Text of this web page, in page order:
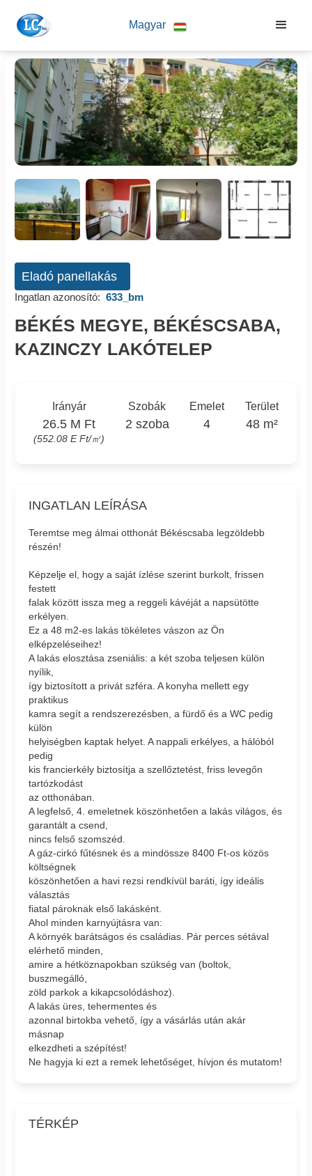
Magyar
Eladó panellakás
Ingatlan azonosító: 633_bm
BÉKÉS MEGYE, BÉKÉSCSABA,
KAZINCZY LAKÓTELEP
Irányár
26.5 M Ft
(552.08 E Ft/㎡)
Szobák
2 szoba
Emelet
4
Terület
48 m²
INGATLAN LEÍRÁSA
Teremtse meg álmai otthonát Békéscsaba legzöldebb
részén!
Képzelje el, hogy a saját ízlése szerint burkolt, frissen
festett
falak között issza meg a reggeli kávéját a napsütötte
erkélyen.
Ez a 48 m2-es lakás tökéletes vászon az Ön
elképzeléseihez!
A lakás elosztása zseniális: a két szoba teljesen külön
nyílik,
így biztosított a privát szféra. A konyha mellett egy
praktikus
kamra segít a rendszerezésben, a fürdő és a WC pedig
külön
helyiségben kaptak helyet. A nappali erkélyes, a hálóból
pedig
kis francierkély biztosítja a szellőztetést, friss levegőn
tartózkodást
az otthonában.
A legfelső, 4. emeletnek köszönhetően a lakás világos, és
garantált a csend,
nincs felső szomszéd.
A gáz-cirkó fűtésnek és a mindössze 8400 Ft-os közös
költségnek
köszönhetően a havi rezsi rendkívül baráti, így ideális
választás
fiatal pároknak első lakásként.
Ahol minden karnyújtásra van:
A környék barátságos és családias. Pár perces sétával
elérhető minden,
amire a hétköznapokban szükség van (boltok,
buszmegálló,
zöld parkok a kikapcsolódáshoz).
A lakás üres, tehermentes és
azonnal birtokba vehető, így a vásárlás után akár
másnap
elkezdheti a szépítést!
Ne hagyja ki ezt a remek lehetőséget, hívjon és mutatom!
TÉRKÉP